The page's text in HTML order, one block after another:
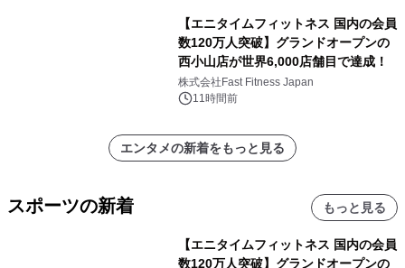
【エニタイムフィットネス 国内の会員
数120万人突破】グランドオープンの
西小山店が世界6,000店舗目で達成！
株式会社Fast Fitness Japan
11時間前
エンタメの新着をもっと見る
スポーツの新着 もっと見る
【エニタイムフィットネス 国内の会員
数120万人突破】グランドオープンの